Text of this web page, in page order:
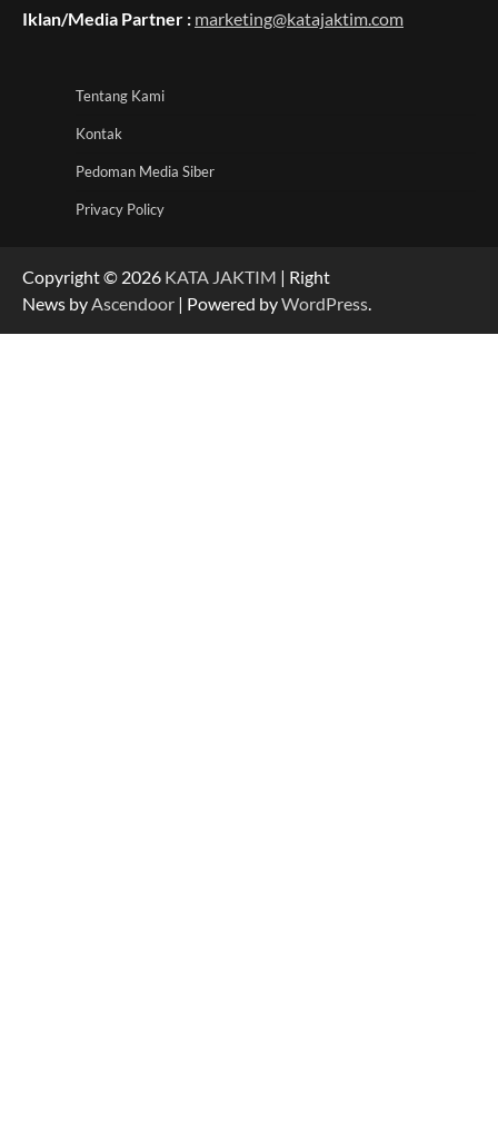
Iklan/Media Partner : marketing@katajaktim.com
Tentang Kami
Kontak
Pedoman Media Siber
Privacy Policy
Copyright © 2026 KATA JAKTIM | Right
News byAscendoor | Powered byWordPress.